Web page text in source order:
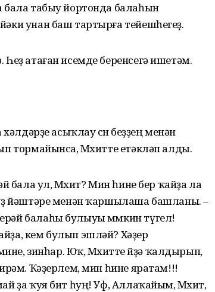
бала табыу йортонда балаһын
унан баш тартырға тейешһегеҙ.
атаған исемде беренсегә ишетәм.
асыҡлау өсөн беҙҙең менән
тормайынса, Мөхитте етәкләп алды.
бала ул, Мөхит? Мин һине бер ҡайҙа ла
йәштәре менән ҡаршылаша башланы. –
балаһы булыуы мөмкин түгел!
кем булып эшләй? Хәҙер
зинһар. Юҡ, Мөхитте өйҙә ҡалдырып,
Ҡәҙерлем, мин һине яратам!!!
ҙа ҡуя бит һуң! Уф, Аллаҡайым, Мөхит,